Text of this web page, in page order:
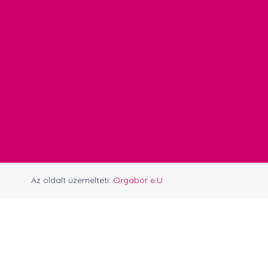
Az oldalt üzemelteti: Orgabor e.U.